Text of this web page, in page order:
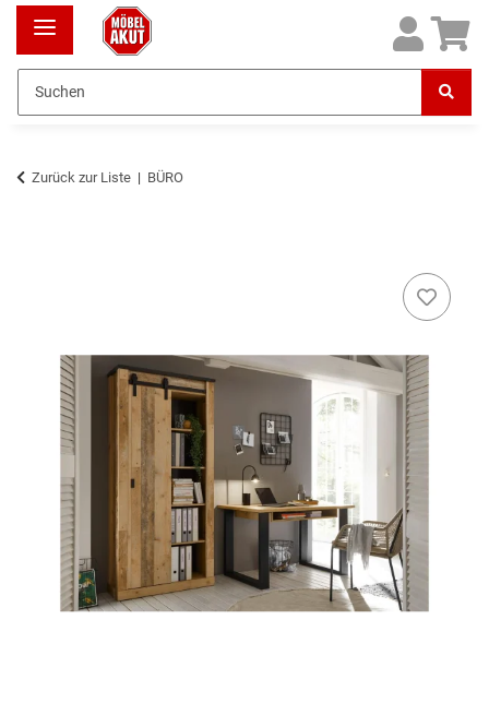
Zurück zur Liste BÜRO